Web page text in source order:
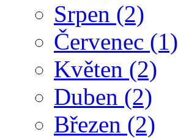
Srpen (2)
Červenec (1)
Květen (2)
Duben (2)
Březen (2)